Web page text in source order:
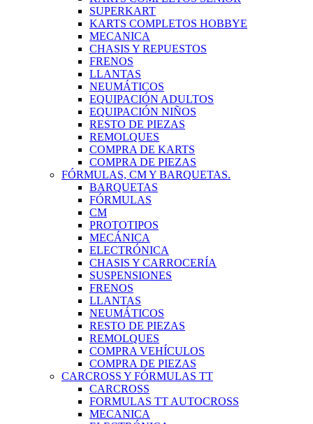
SUPERKART
KARTS COMPLETOS HOBBYE
MECANICA
CHASIS Y REPUESTOS
FRENOS
LLANTAS
NEUMÁTICOS
EQUIPACIÓN ADULTOS
EQUIPACIÓN NIÑOS
RESTO DE PIEZAS
REMOLQUES
COMPRA DE KARTS
COMPRA DE PIEZAS
FÓRMULAS, CM Y BARQUETAS.
BARQUETAS
FÓRMULAS
CM
PROTOTIPOS
MECÁNICA
ELECTRÓNICA
CHASIS Y CARROCERÍA
SUSPENSIONES
FRENOS
LLANTAS
NEUMÁTICOS
RESTO DE PIEZAS
REMOLQUES
COMPRA VEHÍCULOS
COMPRA DE PIEZAS
CARCROSS Y FÓRMULAS TT
CARCROSS
FORMULAS TT AUTOCROSS
MECANICA